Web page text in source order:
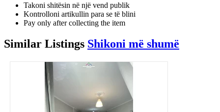
Takoni shitësin në një vend publik
Kontrolloni artikullin para se të blini
Pay only after collecting the item
Similar Listings Shikoni më shumë